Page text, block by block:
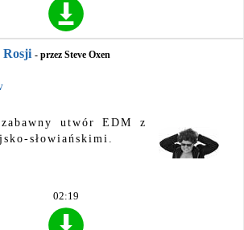
Rosji - przez Steve Oxen
utwór EDM z
słowiańskimi.
02:19